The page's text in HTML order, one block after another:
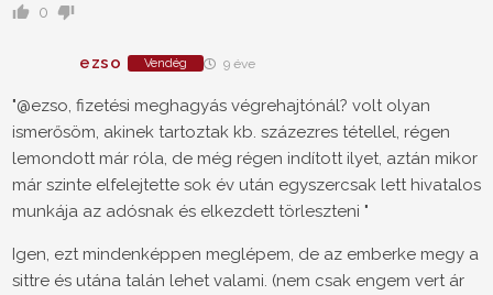
0
ezso Vendég 9 éve
"@ezso, fizetési meghagyás végrehajtónál? volt olyan
ismerősöm, akinek tartoztak kb. százezres tétellel, régen
lemondott már róla, de még régen indított ilyet, aztán mikor
már szinte elfelejtette sok év után egyszercsak lett hivatalos
munkája az adósnak és elkezdett törleszteni "
Igen, ezt mindenképpen meglépem, de az emberke megy a
sittre és utána talán lehet valami. (nem csak engem vert ár